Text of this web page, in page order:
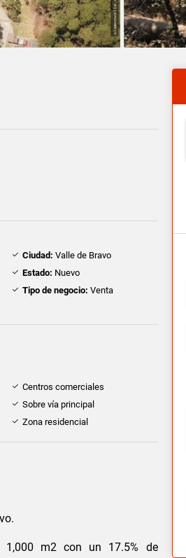
Ciudad: Valle de Bravo
Estado: Nuevo
Tipo de negocio: Venta
Centros comerciales
Sobre vía principal
Zona residencial
1,000 m2 con un 17.5% de